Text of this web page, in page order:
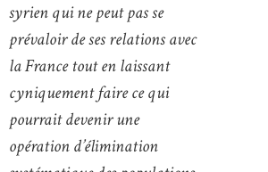
syrien qui ne peut pas se
prévaloir de ses relations avec
la France tout en laissant
cyniquement faire ce qui
pourrait devenir une
opération d’élimination